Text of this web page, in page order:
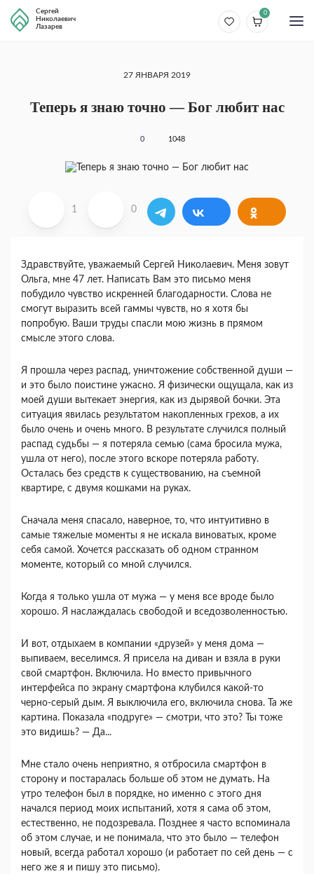
Сергей
Николаевич
Лазарев
0
27 ЯНВАРЯ 2019
Теперь я знаю точно — Бог любит нас
0 1048
1 0
Здравствуйте, уважаемый Сергей Николаевич. Меня зовут
Ольга, мне 47 лет. Написать Вам это письмо меня
побудило чувство искренней благодарности. Слова не
смогут выразить всей гаммы чувств, но я хотя бы
попробую. Ваши труды спасли мою жизнь в прямом
смысле этого слова.
Я прошла через распад, уничтожение собственной души —
и это было поистине ужасно. Я физически ощущала, как из
моей души вытекает энергия, как из дырявой бочки. Эта
ситуация явилась результатом накопленных грехов, а их
было очень и очень много. В результате случился полный
распад судьбы — я потеряла семью (сама бросила мужа,
ушла от него), после этого вскоре потеряла работу.
Осталась без средств к существованию, на съемной
квартире, с двумя кошками на руках.
Сначала меня спасало, наверное, то, что интуитивно в
самые тяжелые моменты я не искала виноватых, кроме
себя самой. Хочется рассказать об одном странном
моменте, который со мной случился.
Когда я только ушла от мужа — у меня все вроде было
хорошо. Я наслаждалась свободой и вседозволенностью.
И вот, отдыхаем в компании «друзей» у меня дома —
выпиваем, веселимся. Я присела на диван и взяла в руки
свой смартфон. Включила. Но вместо привычного
интерфейса по экрану смартфона клубился какой-то
черно-серый дым. Я выключила его, включила снова. Та же
картина. Показала «подруге» — смотри, что это? Ты тоже
это видишь? — Да...
Мне стало очень неприятно, я отбросила смартфон в
сторону и постаралась больше об этом не думать. На
утро телефон был в порядке, но именно с этого дня
начался период моих испытаний, хотя я сама об этом,
естественно, не подозревала. Позднее я часто вспоминала
об этом случае, и не понимала, что это было — телефон
новый, всегда работал хорошо (и работает по сей день — с
него же я и пишу это письмо).